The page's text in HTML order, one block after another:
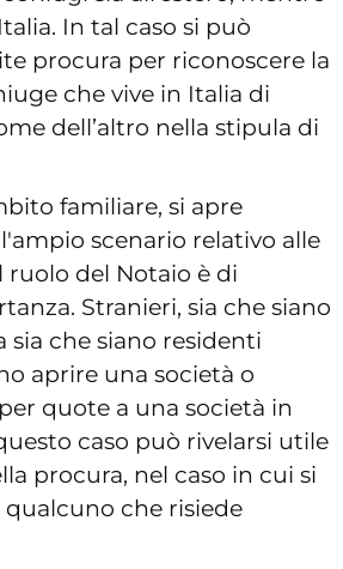
In tal caso si può
procura per riconoscere la
che vive in Italia di
dell’altro nella stipula di
familiare, si apre
scenario relativo alle
ruolo del Notaio è di
Stranieri, sia che siano
sia che siano residenti
aprire una società o
quote a una società in
caso può rivelarsi utile
procura, nel caso in cui si
che risiede